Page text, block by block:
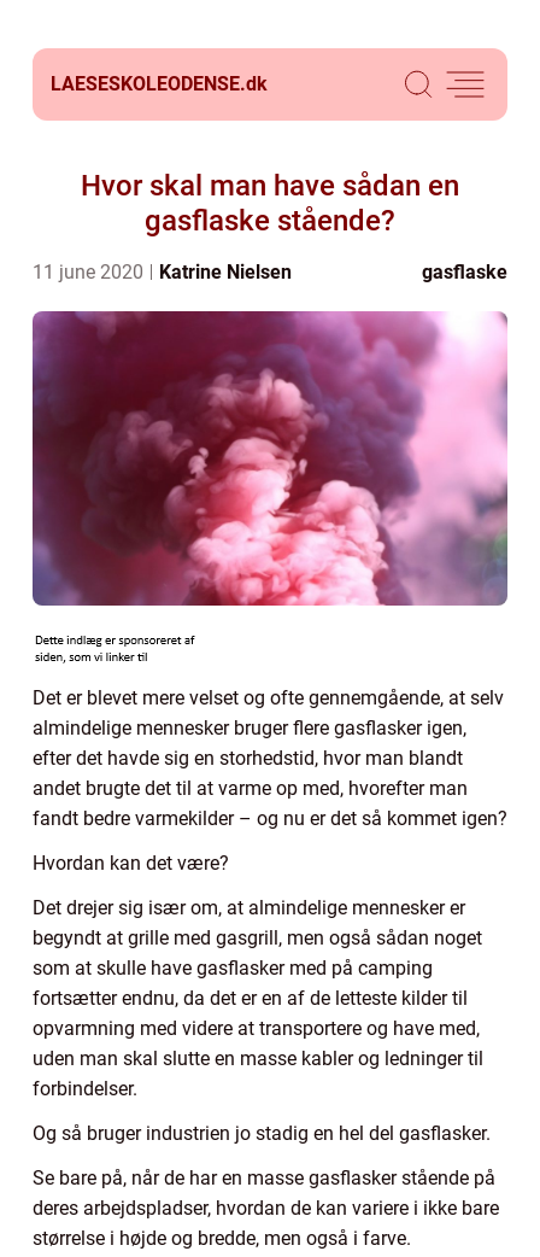
LAESESKOLEODENSE.dk
Hvor skal man have sådan en
gasflaske stående?
11 june 2020 Katrine Nielsen gasflaske
Det er blevet mere velset og ofte gennemgående, at selv
almindelige mennesker bruger flere gasflasker igen,
efter det havde sig en storhedstid, hvor man blandt
andet brugte det til at varme op med, hvorefter man
fandt bedre varmekilder – og nu er det så kommet igen?
Hvordan kan det være?
Det drejer sig især om, at almindelige mennesker er
begyndt at grille med gasgrill, men også sådan noget
som at skulle have gasflasker med på camping
fortsætter endnu, da det er en af de letteste kilder til
opvarmning med videre at transportere og have med,
uden man skal slutte en masse kabler og ledninger til
forbindelser.
Og så bruger industrien jo stadig en hel del gasflasker.
Se bare på, når de har en masse gasflasker stående på
deres arbejdspladser, hvordan de kan variere i ikke bare
størrelse i højde og bredde, men også i farve.